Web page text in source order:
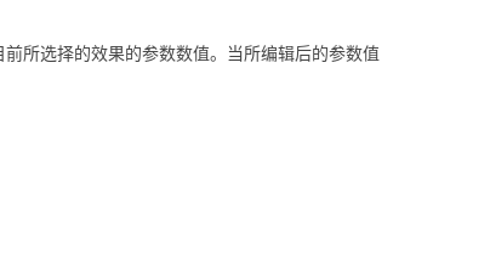
所选择的效果的参数数值。当所编辑后的参数值